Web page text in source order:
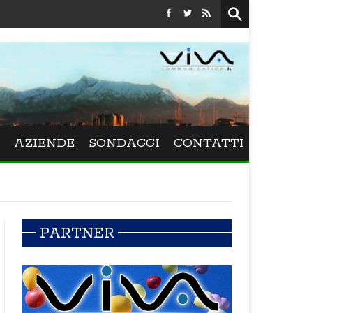
Festival La Versiliana - La direttrice lucchese Beatrice
AZIENDE SONDAGGI CONTATTI
PARTNER